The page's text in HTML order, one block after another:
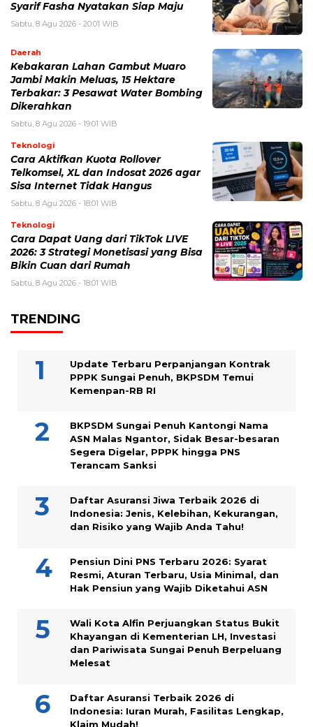
Syarif Fasha Nyatakan Siap Maju
Sabtu, 8 Agu 2026 - 20:01 WIB
Daerah
Kebakaran Lahan Gambut Muaro
Jambi Makin Meluas, 15 Hektare
Terbakar: 3 Pesawat Water Bombing
Dikerahkan
Sabtu, 8 Agu 2026 - 19:01 WIB
Teknologi
Cara Aktifkan Kuota Rollover
Telkomsel, XL dan Indosat 2026 agar
Sisa Internet Tidak Hangus
Sabtu, 8 Agu 2026 - 18:01 WIB
Teknologi
Cara Dapat Uang dari TikTok LIVE
2026: 3 Strategi Monetisasi yang Bisa
Bikin Cuan dari Rumah
Sabtu, 8 Agu 2026 - 18:01 WIB
TRENDING
Update Terbaru Perpanjangan Kontrak
PPPK Sungai Penuh, BKPSDM Temui
Kemenpan-RB RI
BKPSDM Sungai Penuh Kantongi Nama
ASN Malas Ngantor, Sidak Besar-besaran
Segera Digelar, PPPK hingga PNS
Terancam Sanksi
Daftar Asuransi Jiwa Terbaik 2026 di
Indonesia: Jenis, Kelebihan, Kekurangan,
dan Risiko yang Wajib Anda Tahu!
Pensiun Dini PNS Terbaru 2026: Syarat
Resmi, Aturan Terbaru, Usia Minimal, dan
Hak Pensiun yang Wajib Diketahui ASN
Wali Kota Alfin Perjuangkan Status Bukit
Khayangan di Kementerian LH, Investasi
dan Pariwisata Sungai Penuh Berpeluang
Melesat
Daftar Asuransi Terbaik 2026 di
Indonesia: Iuran Murah, Fasilitas Lengkap,
Klaim Mudah!